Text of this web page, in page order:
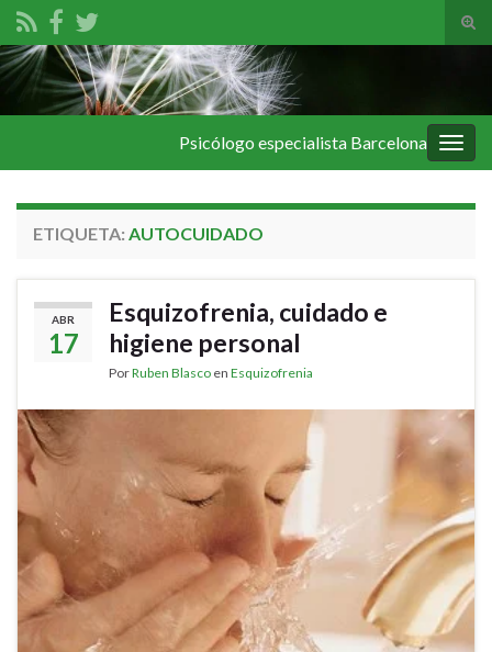
el
Search for:
la
Psicólogo especialista Barcelona
ETIQUETA: AUTOCUIDADO
ABR
17
Esquizofrenia, cuidado e
higiene personal
PorRuben Blasco en Esquizofrenia